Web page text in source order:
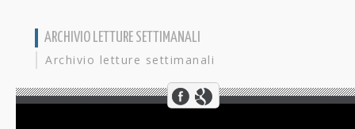
ARCHIVIO LETTURE SETTIMANALI
Archivio letture settimanali